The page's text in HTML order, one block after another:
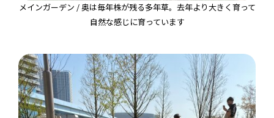
メインガーデン / 奥は毎年株が残る多年草。去年より大きく育って
自然な感じに育っています